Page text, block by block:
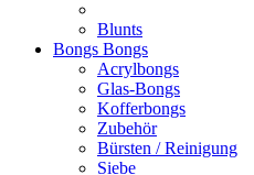
Blunts
Bongs Bongs
Acrylbongs
Glas-Bongs
Kofferbongs
Zubehör
Bürsten / Reinigung
Siebe